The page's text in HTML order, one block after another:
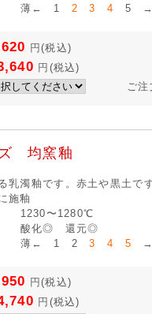
薄← 1 2 3 4 5 →
円(税込)
円 (税込)
ご
均窯釉
乳濁釉です。赤土や黒土
施釉
1230〜1280℃
酸化◎ 還元◎
薄← 1 23 4 5 →
円(税込)
円 (税込)